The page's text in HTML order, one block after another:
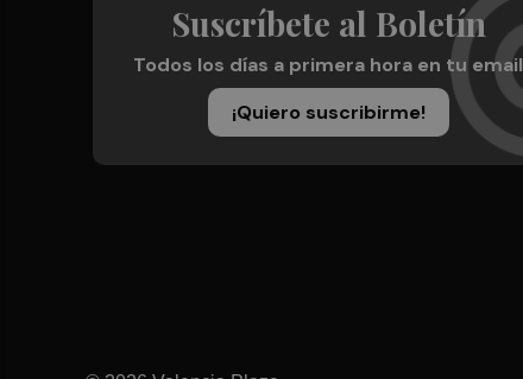
Suscríbete al Boletín
Todos los días a primera hora en tu email
¡Quiero suscribirme!